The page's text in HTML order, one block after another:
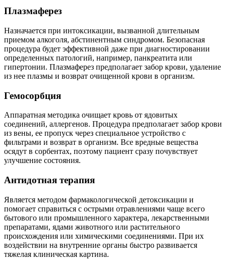
Плазмаферез
Назначается при интоксикации, вызванной длительным
приемом алкоголя, абстинентным синдромом. Безопасная
процедура будет эффективной даже при диагностировании
определенных патологий, например, панкреатита или
гипертонии. Плазмаферез предполагает забор крови, удаление
из нее плазмы и возврат очищенной крови в организм.
Гемосорбция
Аппаратная методика очищает кровь от ядовитых
соединений, аллергенов. Процедура предполагает забор крови
из вены, ее пропуск через специальное устройство с
фильтрами и возврат в организм. Все вредные вещества
осядут в сорбентах, поэтому пациент сразу почувствует
улучшение состояния.
Антидотная терапия
Является методом фармакологической детоксикации и
помогает справиться с острыми отравлениями чаще всего
бытового или промышленного характера, лекарственными
препаратами, ядами животного или растительного
происхождения или химическими соединениями. При их
воздействии на внутренние органы быстро развивается
тяжелая клиническая картина.